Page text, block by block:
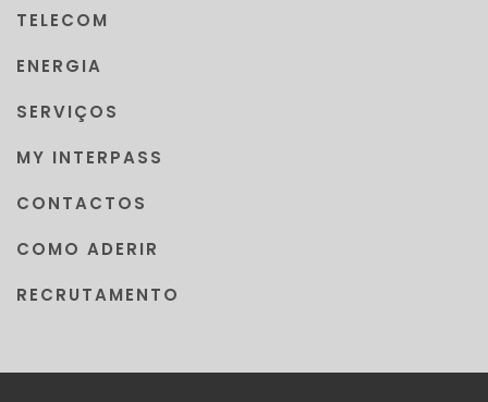
TELECOM
ENERGIA
SERVIÇOS
MY INTERPASS
CONTACTOS
COMO ADERIR
RECRUTAMENTO